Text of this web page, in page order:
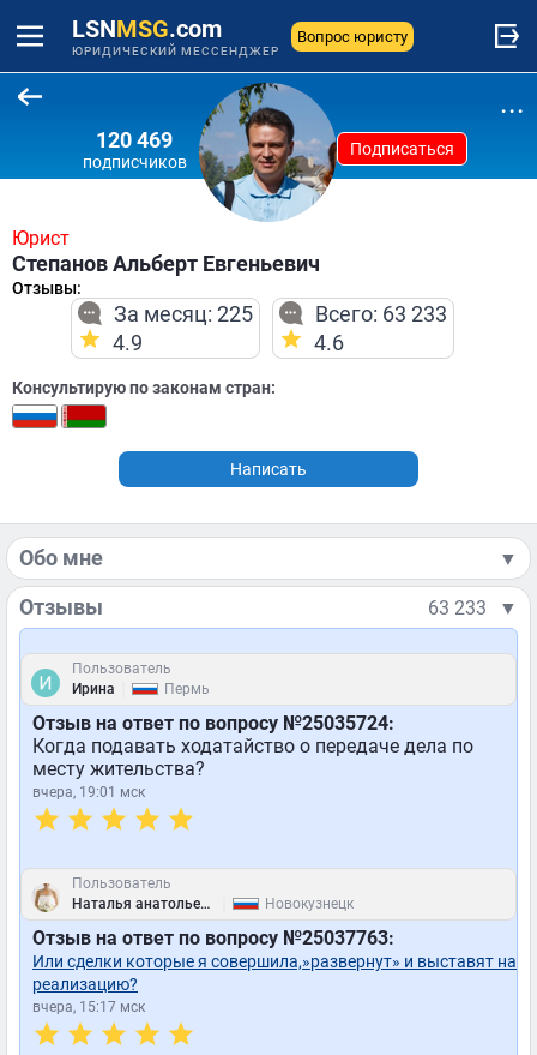
LSNMSG.com
ЮРИДИЧЕСКИЙ МЕССЕНДЖЕР
Вопрос юристу
120 469
подписчиков
Подписаться
...
Юрист
Степанов Альберт Евгеньевич
Отзывы:
За месяц: 225
4.9
Всего: 63 233
4.6
Консультирую по законам стран:
Написать
Обо мне ▼
Отзывы 63 233 ▼
Пользователь
Ирина
Пермь
Отзыв на ответ по вопросу №25035724:
Когда подавать ходатайство о передаче дела по
месту жительства?
вчера, 19:01 мск
Пользователь
Наталья анатольевна
Новокузнецк
Отзыв на ответ по вопросу №25037763:
Или сделки которые я совершила,»развернут» и выставят на
реализацию?
вчера, 15:17 мск